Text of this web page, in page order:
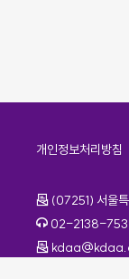
개인정보처리방침
주소
(07251) 서울
전화번호
02-2138-
이메일